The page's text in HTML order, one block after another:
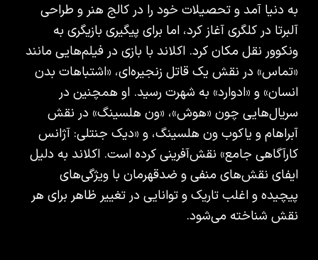
به دنیا آمد و تحصیلات خود را در کالج هنر و طراحی
آلبرتا در کلگری آغاز کرد، اما برای پیگیری بازیگری به
ونکوور نقل مکان کرد. اکلاند با بازی در فیلم‌هایی مانند
«تماس» در نقش یک قاتل زنجیره‌ای، «اشتباهات بدن
انسان» و «ادوارد» به شهرت رسید. او همچنین در
سریال‌هایی چون «هوش»، «ون هلسینگ» در نقش
آبراهام و یاکوب ون هلسینگ، و «دیک جنتلی: آژانس
کارآگاهی جامع» نقش‌آفرینی کرده است. اکلاند به دلیل
ایفای نقش‌های منفی و ضدقهرمان با ویژگی‌های
پیچیده و اغلب تاریک و توانایی در تغییر ظاهر برای هر
نقش شناخته می‌شود.